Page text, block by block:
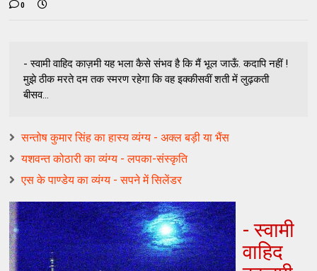
0
- स्वामी वाहिद काज़मी यह भला कैसे संभव है कि मैं भूल जाऊँ. कदापि नहीं !
मुझे ठीक मरते दम तक स्मरण रहेगा कि वह इक्कीसवीं शती में लुढ़कती
बीसव...
सन्तोष कुमार सिंह का हास्य व्यंग्य - अक्ल बड़ी या भैंस
यशवन्‍त कोठारी का व्यंग्य - लपका-संस्कृति
एस के पाण्डेय का व्यंग्य - सपने में सिलेंडर
- स्वामी
वाहिद